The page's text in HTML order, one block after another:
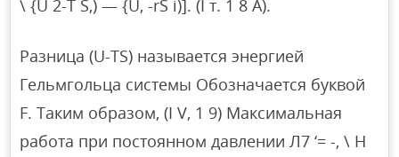
\ {U 2-T S,) — {U, -rS i)]. (I т. 1 8 А).
Разница (U-TS) называется энергией
Гельмгольца системы Обозначается буквой
F. Таким образом, (I V, 1 9) Максимальная
работа при постоянном давлении Л7 ‘= -, \ H